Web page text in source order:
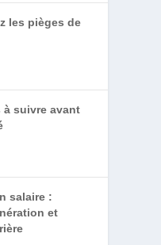
les pièges de
à suivre avant
salaire :
et